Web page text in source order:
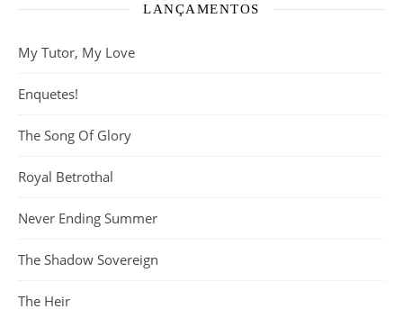
LANÇAMENTOS
My Tutor, My Love
Enquetes!
The Song Of Glory
Royal Betrothal
Never Ending Summer
The Shadow Sovereign
The Heir